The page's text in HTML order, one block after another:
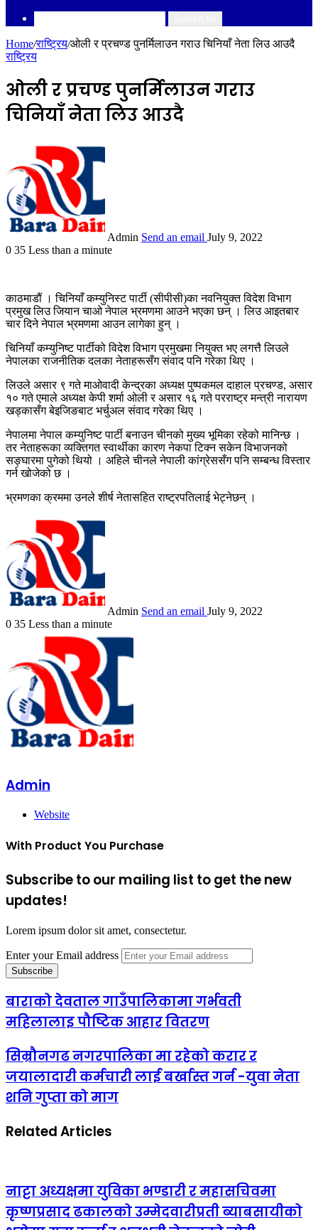
Home/राष्ट्रिय/ओली र प्रचण्ड पुनर्मिलाउन गराउ चिनियाँ नेता लिउ आउदै
राष्ट्रिय
ओली र प्रचण्ड पुनर्मिलाउन गराउ
चिनियाँ नेता लिउ आउदै
Admin Send an email July 9, 2022
0 35 Less than a minute
काठमाडौं । चिनियाँ कम्युनिस्ट पार्टी (सीपीसी)का नवनियुक्त विदेश विभाग
प्रमुख लिउ जियान चाओ नेपाल भ्रमणमा आउने भएका छन् । लिउ आइतबार
चार दिने नेपाल भ्रमणमा आउन लागेका हुन् ।
चिनियाँ कम्युनिष्ट पार्टीको विदेश विभाग प्रमुखमा नियुक्त भए लगत्तै लिउले
नेपालका राजनीतिक दलका नेताहरूसँग संवाद पनि गरेका थिए ।
लिउले असार ९ गते माओवादी केन्द्रका अध्यक्ष पुष्पकमल दाहाल प्रचण्ड, असार
१० गते एमाले अध्यक्ष केपी शर्मा ओली र असार १६ गते परराष्ट्र मन्त्री नारायण
खड्कासँग बेइजिङबाट भर्चुअल संवाद गरेका थिए ।
नेपालमा नेपाल कम्युनिष्ट पार्टी बनाउन चीनको मुख्य भूमिका रहेको मानिन्छ ।
तर नेताहरूका व्यक्तिगत स्वार्थीका कारण नेकपा टिक्न सकेन विभाजनको
सङ्घारमा पुगेको थियो । अहिले चीनले नेपाली कांग्रेससँग पनि सम्बन्ध विस्तार
गर्न खोजेको छ ।
भ्रमणका क्रममा उनले शीर्ष नेतासहित राष्ट्रपतिलाई भेट्नेछन् ।
Admin Send an email July 9, 2022
0 35 Less than a minute
Admin
Website
With Product You Purchase
Subscribe to our mailing list to get the new
updates!
Lorem ipsum dolor sit amet, consectetur.
Enter your Email address
बाराको देवताल गाउँपालिकामा गर्भवती
महिलालाइ पौष्टिक आहार वितरण
सिम्रौनगढ नगरपालिका मा रहेको करार र
जयालादारी कर्मचारी लाई बर्खास्त गर्न -युवा नेता
शनि गुप्ता को माग
Related Articles
नाट्टा अध्यक्षमा युविका भण्डारी र महासचिवमा
कृष्णप्रसाद ढकालको उम्मेदवारीप्रती ब्याबसायीको